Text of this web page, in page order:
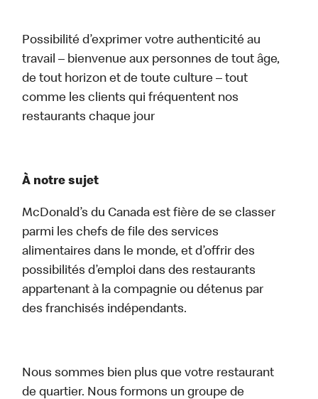
Possibilité d’exprimer votre authenticité au
travail – bienvenue aux personnes de tout âge,
de tout horizon et de toute culture – tout
comme les clients qui fréquentent nos
restaurants chaque jour
À notre sujet
McDonald’s du Canada est fière de se classer
parmi les chefs de file des services
alimentaires dans le monde, et d’offrir des
possibilités d’emploi dans des restaurants
appartenant à la compagnie ou détenus par
des franchisés indépendants.
Nous sommes bien plus que votre restaurant
de quartier. Nous formons un groupe de